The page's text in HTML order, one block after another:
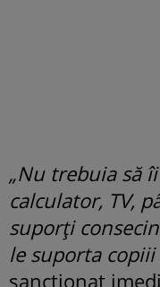
„Nu trebuia să
calculator, TV,
suporți
le suporta copiii
sancționat